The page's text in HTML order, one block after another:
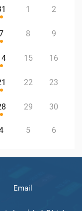
1 2
8 9
15 16
22 23
29 30
5 6
Email